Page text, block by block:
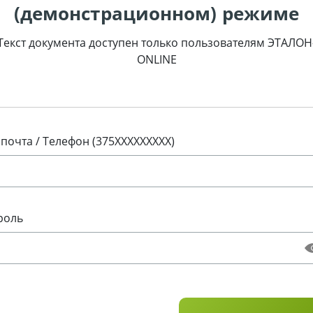
(демонстрационном) режиме
документа доступен только пользователям
ONLINE
/ Телефон (375XXXXXXXXX)